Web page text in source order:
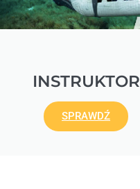
INSTRUKTOR
SPRAWDŹ